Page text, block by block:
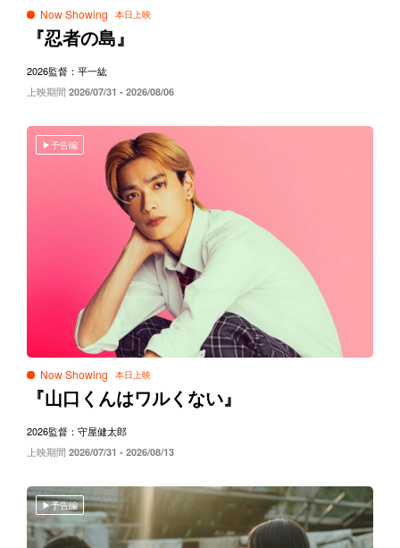
Now Showing
『忍者の島』
2026監督：平一紘
上映期間 2026/07/31 - 2026/08/06
予告編
Now Showing
『山口くんはワルくない』
2026監督：守屋健太郎
上映期間 2026/07/31 - 2026/08/13
予告編